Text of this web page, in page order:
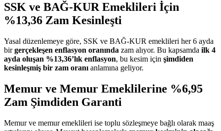
SSK ve BAĞ-KUR Emeklileri İçin
%13,36 Zam Kesinleşti
Yasal düzenlemeye göre, SSK ve BAĞ-KUR emeklileri her 6 ayda
birgerçekleşen enflasyon oranında zam alıyor. Bu kapsamda ilk 4
ayda oluşan %13,36’lık enflasyon, bu kesim için şimdiden
kesinleşmiş bir zam oranı anlamına geliyor.
Memur ve Memur Emeklilerine %6,95
Zam Şimdiden Garanti
Memur ve memur emeklileri ise toplu sözleşmeye bağlı olarak maaş